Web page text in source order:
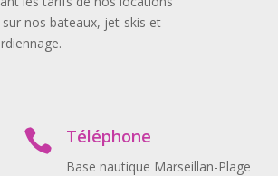
nos bateaux, jet-skis et
 Téléphone
Base nautique Marseillan-Plage